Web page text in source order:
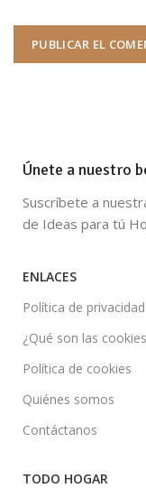
Únete a nuestro
Suscríbete a
de Ideas para tú
ENLACES
Política de privacidad
¿Qué son las
Política de cookies
Quiénes somos
Contáctanos
TODO HOGAR